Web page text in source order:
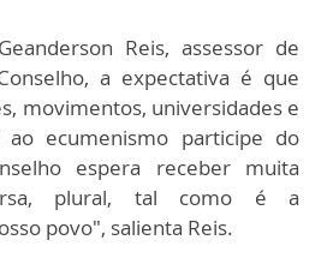
Reis, assessor de
a expectativa é que
movimentos, universidades e
ecumenismo participe do
espera receber muita
plural, tal como é a
povo", salienta Reis.